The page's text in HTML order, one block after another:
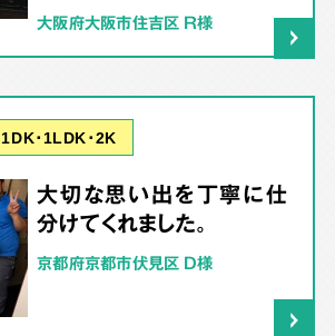
大阪府大阪市住吉区 R様
1DK･1LDK･2K
大切な思い出を丁寧に仕
分けてくれました。
京都府京都市伏見区 D様